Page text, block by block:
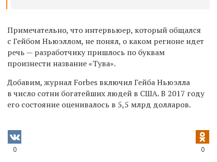
Примечательно, что интервьюер, который общался
с ГейбомНьюэллом, не понял, о каком регионе идет
речь — разработчику пришлось по буквам
произнести название «Тува».
Добавим, журнал Forbes включил Гейба Ньюэлла
в число сотни богатейших людей в США. В 2017 году
его состояние оценивалось в 5,5 млрд долларов.
0 0